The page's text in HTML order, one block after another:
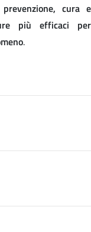
cura e
più efficaci per
.